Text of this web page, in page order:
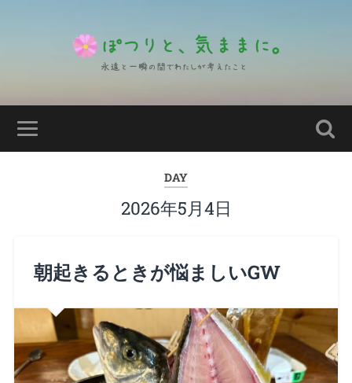
DAY
2026年5月4日
朝起きるときが悩ましいGW